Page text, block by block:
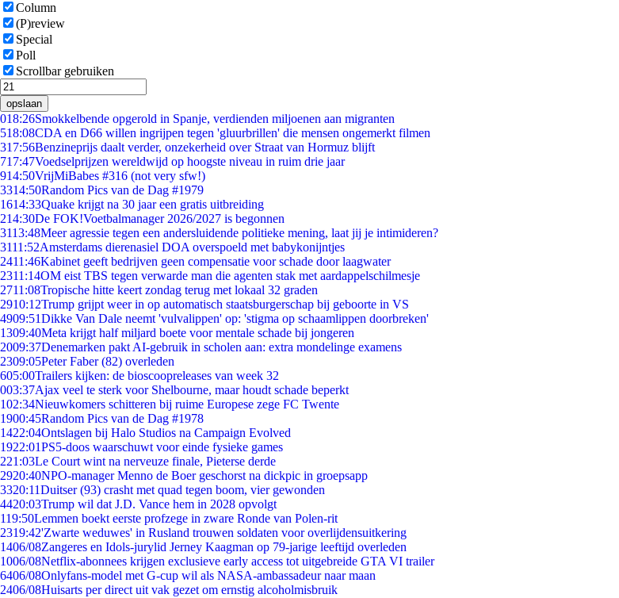
Column
(P)review
Special
Poll
Scrollbar gebruiken
opslaan
018:26Smokkelbende opgerold in Spanje, verdienden miljoenen aan migranten
518:08CDA en D66 willen ingrijpen tegen 'gluurbrillen' die mensen ongemerkt filmen
317:56Benzineprijs daalt verder, onzekerheid over Straat van Hormuz blijft
717:47Voedselprijzen wereldwijd op hoogste niveau in ruim drie jaar
914:50VrijMiBabes #316 (not very sfw!)
3314:50Random Pics van de Dag #1979
1614:33Quake krijgt na 30 jaar een gratis uitbreiding
214:30De FOK!Voetbalmanager 2026/2027 is begonnen
3113:48Meer agressie tegen een andersluidende politieke mening, laat jij je intimideren?
3111:52Amsterdams dierenasiel DOA overspoeld met babykonijntjes
2411:46Kabinet geeft bedrijven geen compensatie voor schade door laagwater
2311:14OM eist TBS tegen verwarde man die agenten stak met aardappelschilmesje
2711:08Tropische hitte keert zondag terug met lokaal 32 graden
2910:12Trump grijpt weer in op automatisch staatsburgerschap bij geboorte in VS
4909:51Dikke Van Dale neemt 'vulvalippen' op: 'stigma op schaamlippen doorbreken'
1309:40Meta krijgt half miljard boete voor mentale schade bij jongeren
2009:37Denemarken pakt AI-gebruik in scholen aan: extra mondelinge examens
2309:05Peter Faber (82) overleden
605:00Trailers kijken: de bioscoopreleases van week 32
003:37Ajax veel te sterk voor Shelbourne, maar houdt schade beperkt
102:34Nieuwkomers schitteren bij ruime Europese zege FC Twente
1900:45Random Pics van de Dag #1978
1422:04Ontslagen bij Halo Studios na Campaign Evolved
1922:01PS5-doos waarschuwt voor einde fysieke games
221:03Le Court wint na nerveuze finale, Pieterse derde
2920:40NPO-manager Menno de Boer geschorst na dickpic in groepsapp
3320:11Duitser (93) crasht met quad tegen boom, vier gewonden
4420:03Trump wil dat J.D. Vance hem in 2028 opvolgt
119:50Lemmen boekt eerste profzege in zware Ronde van Polen-rit
2319:42'Zwarte weduwes' in Rusland trouwen soldaten voor overlijdensuitkering
1406/08Zangeres en Idols-jurylid Jerney Kaagman op 79-jarige leeftijd overleden
1006/08Netflix-abonnees krijgen exclusieve early access tot uitgebreide GTA VI trailer
6406/08Onlyfans-model met G-cup wil als NASA-ambassadeur naar maan
2406/08Huisarts per direct uit vak gezet om ernstig alcoholmisbruik